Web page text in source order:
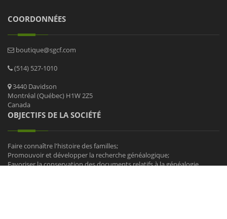
COORDONNÉES
boutique@sgcf.com
(514) 527-1010
3440 Davidson
Montréal (Québec) H1W 2Z5
Canada
OBJECTIFS DE LA SOCIÉTÉ
Faire connaître l'histoire des familles;
Promouvoir et développer la recherche généalogique;
Favoriser la conservation des documents relatifs à la généalogie.